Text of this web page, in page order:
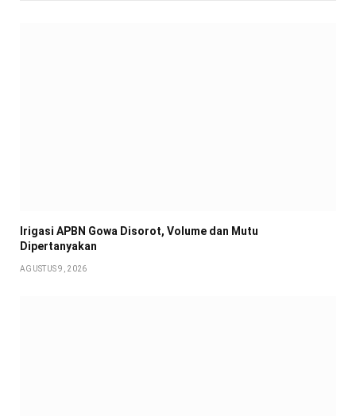
Irigasi APBN Gowa Disorot, Volume dan Mutu
Dipertanyakan
AGUSTUS 9, 2026